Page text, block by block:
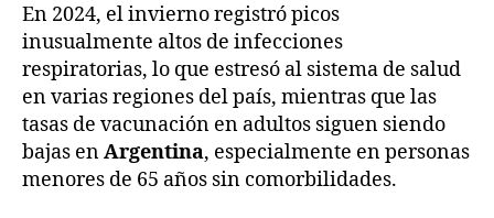
En 2024, el invierno registró picos
inusualmente altos de infecciones
respiratorias, lo que estresó al sistema de salud
en varias regiones del país, mientras que las
tasas de vacunación en adultos siguen siendo
bajas enArgentina, especialmente en personas
menores de 65 años sin comorbilidades.